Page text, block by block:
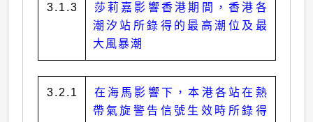
3.1.3
莎莉嘉影響香港期間，香港各
潮汐站所錄得的最高潮位及最
大風暴潮
3.2.1
在海馬影響下，本港各站在熱
帶氣旋警告信號生效時所錄得